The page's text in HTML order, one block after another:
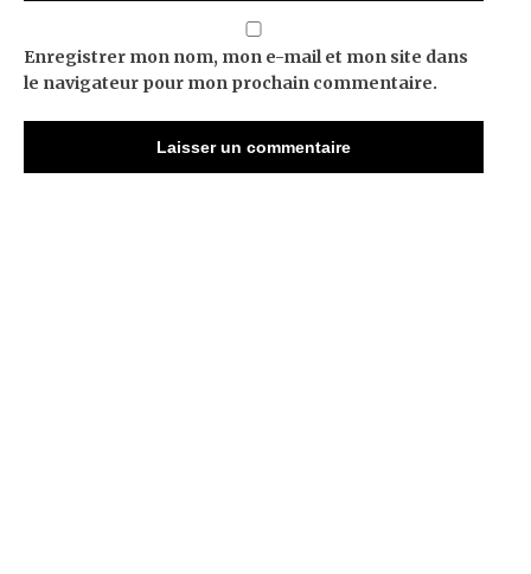
Enregistrer mon nom, mon e-mail et mon site dans
le navigateur pour mon prochain commentaire.